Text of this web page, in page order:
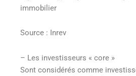
immobilier
Source : Inrev
– Les investisseurs « core »
Sont considérés comme